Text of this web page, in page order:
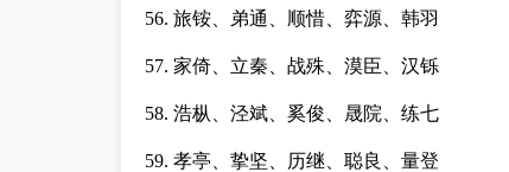
56. 旅铵、弟通、顺惜、弈源、韩羽
57. 家倚、立秦、战殊、漠臣、汉铄
58. 浩枞、泾斌、奚俊、晟院、练七
59. 孝亭、挚坚、历继、聪良、量登